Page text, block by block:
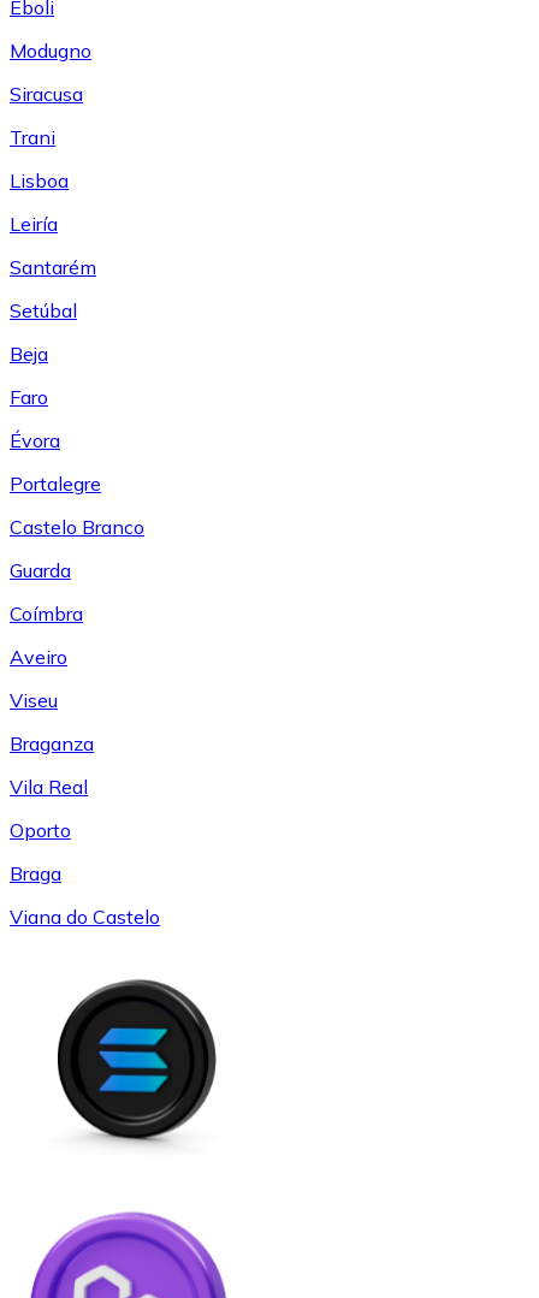
Eboli
Modugno
Siracusa
Trani
Lisboa
Leiría
Santarém
Setúbal
Beja
Faro
Évora
Portalegre
Castelo Branco
Guarda
Coímbra
Aveiro
Viseu
Braganza
Vila Real
Oporto
Braga
Viana do Castelo